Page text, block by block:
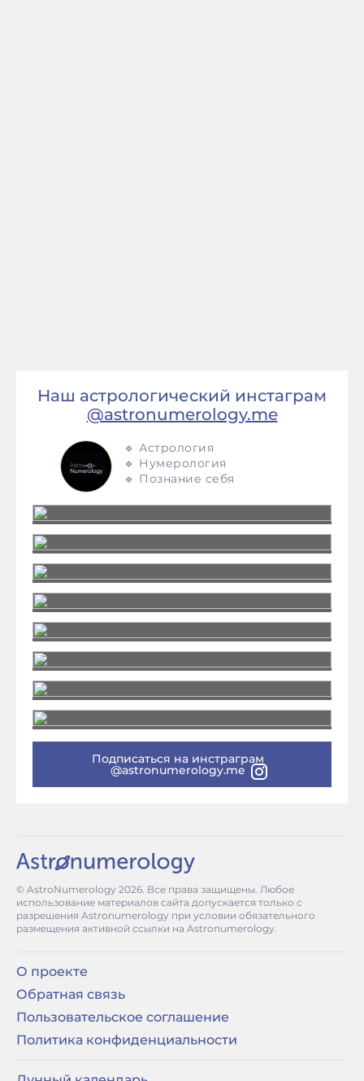
Наш астрологический инстаграм
@astronumerology.me
🔹 Астрология
🔹 Нумерология
🔹 Познание себя
Подписаться на инстраграм
@astronumerology.me
© AstroNumerology 2026. Все права защищены. Любое
использование материалов сайта допускается только с
разрешения Astronumerology при условии обязательного
размещения активной ссылки на Astronumerology.
О проекте
Обратная связь
Пользовательское соглашение
Политика конфиденциальности